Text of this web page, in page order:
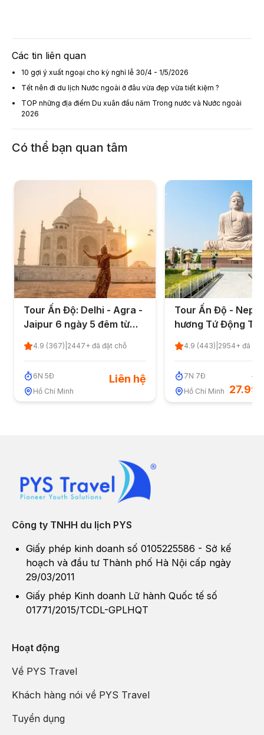
Các tin liên quan
10 gợi ý xuất ngoại cho kỳ nghỉ lễ 30/4 - 1/5/2026
Tết nên đi du lịch Nước ngoài ở đâu vừa đẹp vừa tiết kiệm ?
TOP những địa điểm Du xuân đầu năm Trong nước và Nước ngoài
2026
Có thể bạn quan tâm
Tour Ấn Độ: Delhi - Agra -
Jaipur 6 ngày 5 đêm từ
TP.HCM - Quốc Khánh 2/9
4.9 (367) 2447+ đã đặt chỗ
6N 5Đ
Hồ Chí Minh
Liên hệ
Tour Ấn Độ -
hương Tứ Động
ngày 7 đêm từ
Quốc Khánh 2/9
4.9 (443) 2954+ đã
7N 7Đ
Hồ Chí Minh
Công ty TNHH du lịch PYS
Giấy phép kinh doanh số 0105225586 - Sở kế
hoạch và đầu tư Thành phố Hà Nội cấp ngày
29/03/2011
Giấy phép Kinh doanh Lữ hành Quốc tế số
01771/2015/TCDL-GPLHQT
Hoạt động
Về PYS Travel
Khách hàng nói về PYS Travel
Tuyển dụng